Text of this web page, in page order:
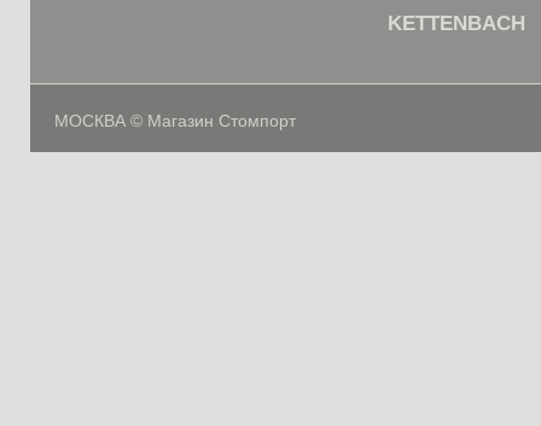
KETTENBACH
МОСКВА © Магазин Стомпорт